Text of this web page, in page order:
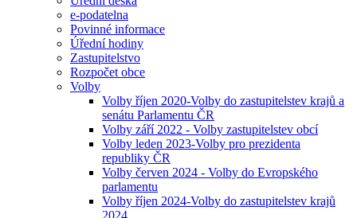
e-podatelna
Povinné informace
Úřední hodiny
Zastupitelstvo
Rozpočet obce
Volby
Volby říjen 2020-Volby do zastupitelstev krajů a
senátu Parlamentu ČR
Volby září 2022 - Volby zastupitelstev obcí
Volby leden 2023-Volby pro prezidenta
republiky ČR
Volby červen 2024 - Volby do Evropského
parlamentu
Volby říjen 2024-Volby do zastupitelstev krajů
2024